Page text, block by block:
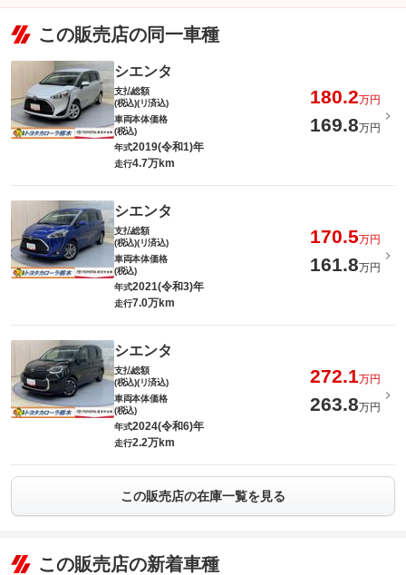
この販売店の同一車種
シエンタ
支払総額
(税込)(リ済込)
180.2万円
車両本体価格
(税込)
169.8万円
年式2019(令和1)年
走行4.7万km
シエンタ
支払総額
(税込)(リ済込)
170.5万円
車両本体価格
(税込)
161.8万円
年式2021(令和3)年
走行7.0万km
シエンタ
支払総額
(税込)(リ済込)
272.1万円
車両本体価格
(税込)
263.8万円
年式2024(令和6)年
走行2.2万km
この販売店の在庫一覧を見る
この販売店の新着車種